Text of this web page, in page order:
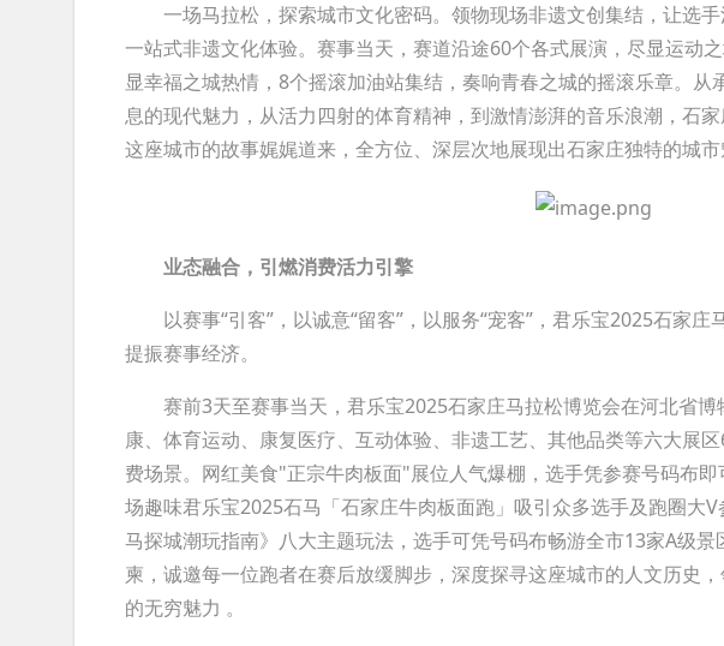
一场马拉松，探索城市文化密码。领物现场非遗文创集结，让选手
一站式非遗文化体验。赛事当天，赛道沿途60个各式展演，尽显运动
显幸福之城热情，8个摇滚加油站集结，奏响青春之城的摇滚乐章。
息的现代魅力，从活力四射的体育精神，到激情澎湃的音乐浪潮，石
这座城市的故事娓娓道来，全方位、深层次地展现出石家庄独特的城市
业态融合，引燃消费活力引擎
以赛事“引客”，以诚意“留客”，以服务“宠客”，君乐宝2025石家庄
提振赛事经济。
赛前3天至赛事当天，君乐宝2025石家庄马拉松博览会在河北省博
康、体育运动、康复医疗、互动体验、非遗工艺、其他品类等六大展
费场景。网红美食"正宗牛肉板面"展位人气爆棚，选手凭参赛号码布
场趣味君乐宝2025石马「石家庄牛肉板面跑」吸引众多选手及跑圈大
马探城潮玩指南》八大主题玩法，选手可凭号码布畅游全市13家A级
柬，诚邀每一位跑者在赛后放缓脚步，深度探寻这座城市的人文历史
的无穷魅力 。